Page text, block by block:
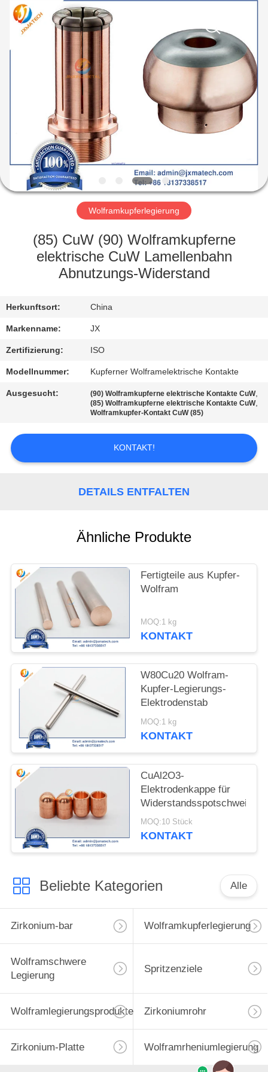
PRODUKTE
ÜBER
UNS
FABRIK-
AUSFLUG
TRETEN
UNS
IN
VERBINDUNG
NACHRICHTEN
FORDERN
SITEMAP
PRIVACY
POLICY
Rights
Reserved.
Developed
Wolframkupferlegierung
(85) CuW (90) Wolframkupferne
elektrische CuW Lamellenbahn
Abnutzungs-Widerstand
Herkunftsort: China
Markenname: JX
Zertifizierung: ISO
Modellnummer: Kupferner Wolframelektrische Kontakte
Ausgesucht: (90) Wolframkupferne elektrische Kontakte CuW,
(85) Wolframkupferne elektrische Kontakte CuW,
Wolframkupfer-Kontakt CuW (85)
KONTAKT!
DETAILS ENTFALTEN
Ähnliche Produkte
Fertigteile aus Kupfer-
Wolfram
MOQ:1 kg
KONTAKT
W80Cu20 Wolfram-
Kupfer-Legierungs-
Elektrodenstab
MOQ:1 kg
KONTAKT
CuAl2O3-
Elektrodenkappe für
Widerstandsspotschweißen
MOQ:10 Stück
KONTAKT
Beliebte Kategorien Alle
Zirkonium-bar Wolframkupferlegierung
Wolframschwere
Legierung
Spritzenziele
Wolframlegierungsprodukte Zirkoniumrohr
Zirkonium-Platte Wolframrheniumlegierung